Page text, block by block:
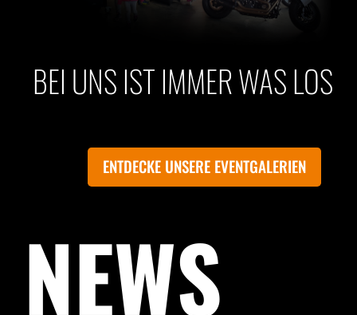
BEI UNS IST IMMER WAS LOS
ENTDECKE UNSERE EVENTGALERIEN
NEWS